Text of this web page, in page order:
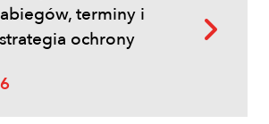
terminy i
ochrony